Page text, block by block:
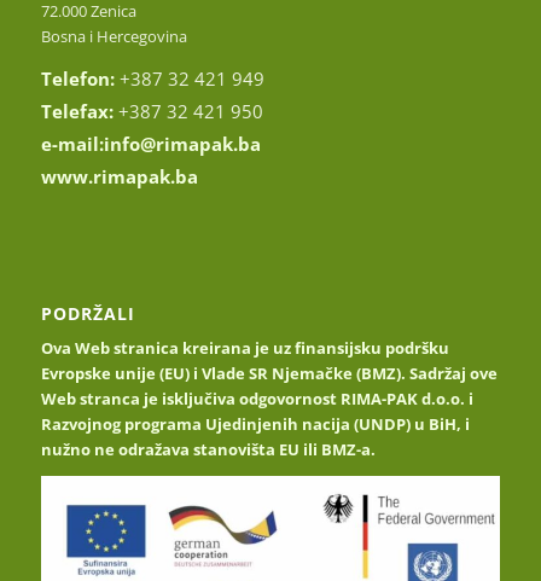
72.000 Zenica
Bosna i Hercegovina
Telefon: +387 32 421 949
Telefax: +387 32 421 950
e-mail:info@rimapak.ba
www.rimapak.ba
PODRŽALI
Ova Web stranica kreirana je uz finansijsku podršku
Evropske unije (EU) i Vlade SR Njemačke (BMZ). Sadržaj ove
Web stranca je isključiva odgovornost RIMA-PAK d.o.o. i
Razvojnog programa Ujedinjenih nacija (UNDP) u BiH, i
nužno ne odražava stanovišta EU ili BMZ-a.